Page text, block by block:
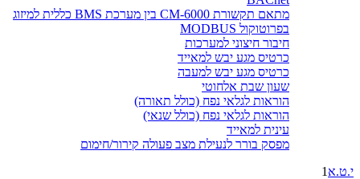
מתאם תקשורת CM-6000 בין מערכת BMS כללית למיזוג
בפרוטוקול MODBUS
חיבור חיצוני למערכות
כרטיס מגע יבש למאייד
כרטיס מגע יבש למעבה
שעון שבת אלחוטי
הוראות לגלאי נפח (כולל תאורה)
הוראות לגלאי נפח (כולל שנאי)
עינית למאייד
מפסק בורר לנעילת מצב פעולה קירור/חימום
י.ט.א 1